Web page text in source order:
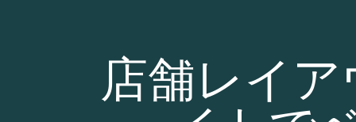
店舗レイ